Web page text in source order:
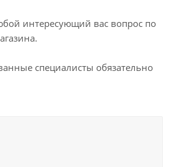
интересующий вас вопрос по
специалисты обязательно